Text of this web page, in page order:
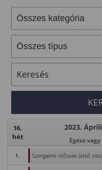
16.
hét
2023.
Egész
1. Szorgalmi időszak (első